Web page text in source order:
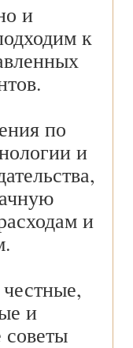
и
к
по
и
и
и